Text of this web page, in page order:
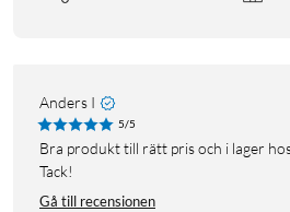
Anders I
5/5
Bra produkt till rätt pris och i lager hos min lokala Kjell & Co.
Tack!
Gå till recensionen